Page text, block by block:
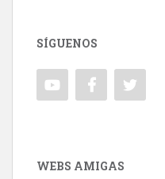
SÍGUENOS
WEBS AMIGAS